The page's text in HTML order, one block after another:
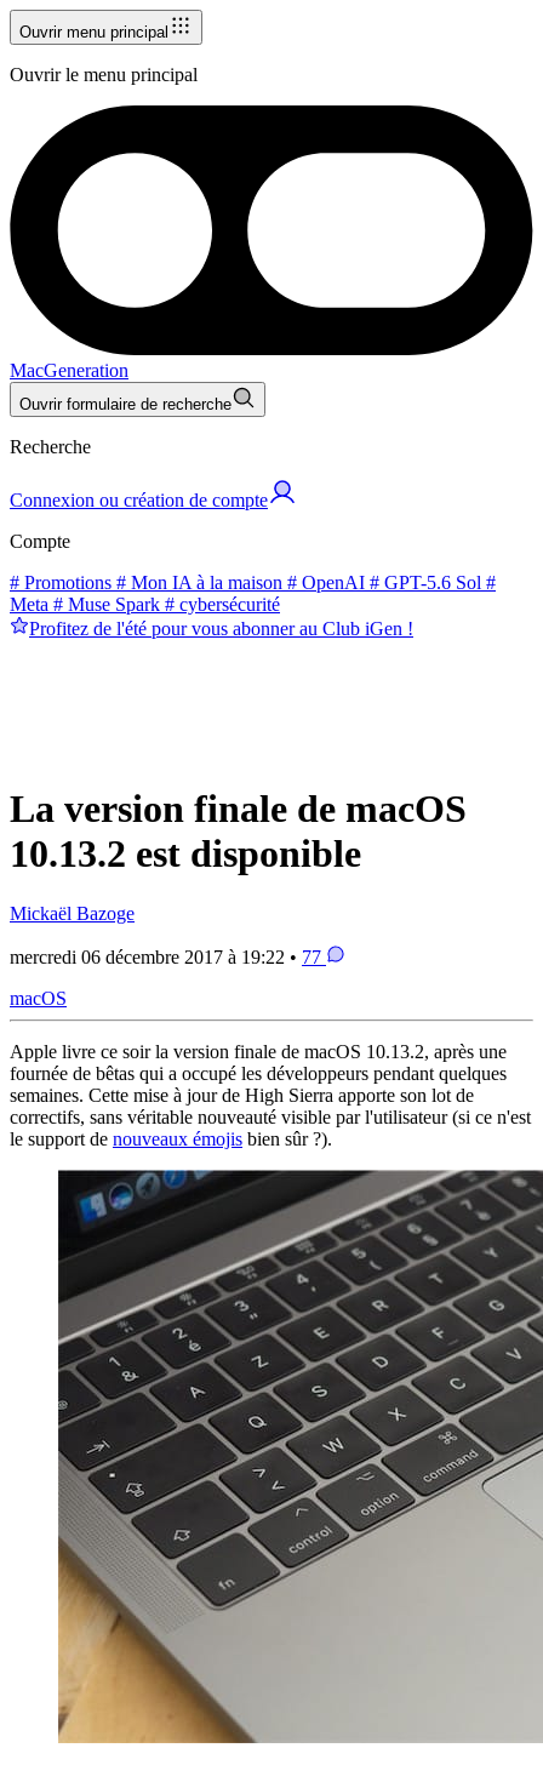
Ouvrir menu principal
Ouvrir le menu principal
MacGeneration
Ouvrir formulaire de recherche
Recherche
Connexion ou création de compte
Compte
# Promotions # Mon IA à la maison # OpenAI # GPT-5.6 Sol #
Meta # Muse Spark # cybersécurité
Profitez de l'été pour vous abonner au Club iGen !
La version finale de macOS
10.13.2 est disponible
Mickaël Bazoge
mercredi 06 décembre 2017 à 19:22 • 77
macOS
Apple livre ce soir la version finale de macOS 10.13.2, après une
fournée de bêtas qui a occupé les développeurs pendant quelques
semaines. Cette mise à jour de High Sierra apporte son lot de
correctifs, sans véritable nouveauté visible par l'utilisateur (si ce n'est
le support de nouveaux émojis bien sûr ?).